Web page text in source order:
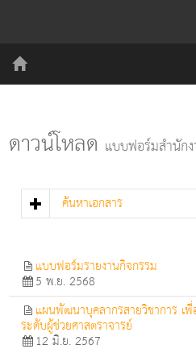
ดาวน์โหลด แบบฟอร์มสำนัก
ค้นหาเอกสาร
แบบฟอร์มรายงานกิจกรรม
5 พ.ย. 2568
แผนพัฒนาบุคลากรสายวิชาการ เพื่
ระดับผู้ช่วยศาสตราจารย์
12 มิ.ย. 2567